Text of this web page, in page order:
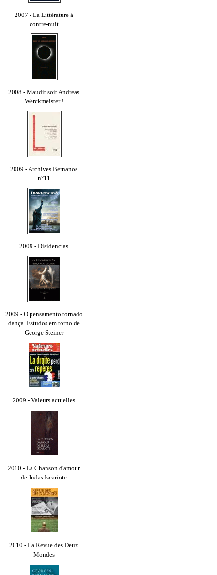
2007 - La Littérature à
contre-nuit
2008 - Maudit soit Andreas
Werckmeister !
2009 - Archives Bernanos
n°11
2009 - Disidencias
2009 - O pensamento tornado
dança. Estudos em torno de
George Steiner
2009 - Valeurs actuelles
2010 - La Chanson d'amour
de Judas Iscariote
2010 - La Revue des Deux
Mondes